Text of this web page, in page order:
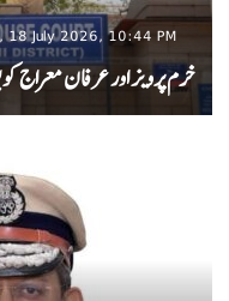
18 July 2026, 10:44 PM
خرم پرویز اور عرفان معراج